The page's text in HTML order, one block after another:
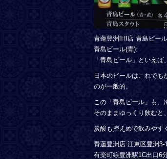
青蓮豊洲IHI店 青島ビー
青島ビール(青):
「青島ビール」といえば
日本のビールはこれで
のが一般的。
この「青島ビール」も、
そのままゆっくり飲むと
炭酸も控えめで飲みやす
青蓮豊洲店 江東区豊洲3-
有楽町線豊洲駅1C出口6